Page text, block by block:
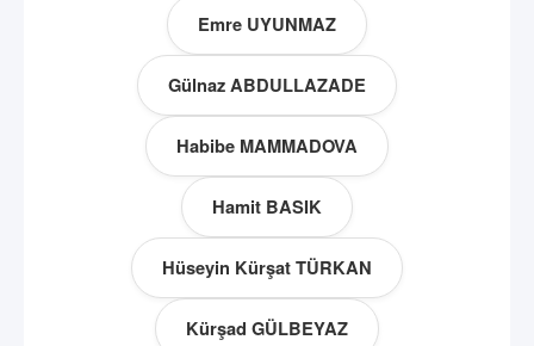
Emre UYUNMAZ
Gülnaz ABDULLAZADE
Habibe MAMMADOVA
Hamit BASIK
Hüseyin Kürşat TÜRKAN
Kürşad GÜLBEYAZ